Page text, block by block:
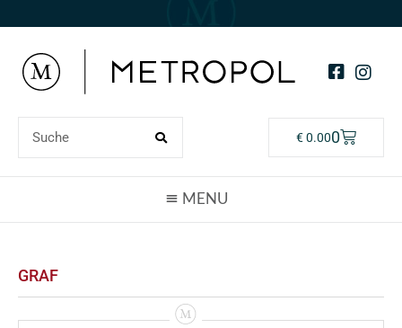
€0.000
GRAF